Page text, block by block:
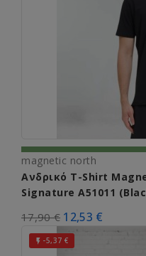
magnetic north
Ανδρικό T-Shirt
Signature A51011
17,90 € 12,53 €
 -5,37 €